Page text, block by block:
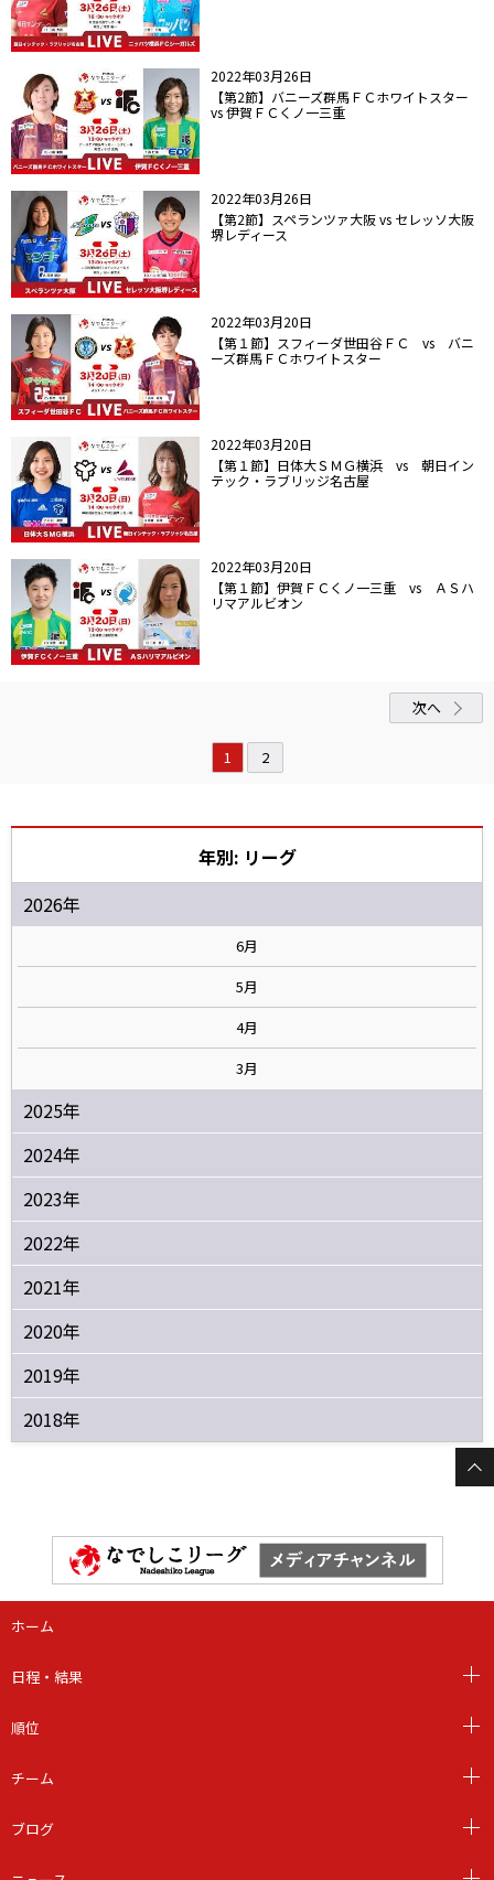
2022年03月26日
【第2節】バニーズ群馬ＦＣホワイトスター
vs 伊賀ＦＣくノ一三重
2022年03月26日
【第2節】スペランツァ大阪 vs セレッソ大阪
堺レディース
2022年03月20日
【第１節】スフィーダ世田谷ＦＣ vs バニ
ーズ群馬ＦＣホワイトスター
2022年03月20日
【第１節】日体大ＳＭＧ横浜 vs 朝日イン
テック・ラブリッジ名古屋
2022年03月20日
【第１節】伊賀ＦＣくノ一三重 vs ＡＳハ
リマアルビオン
1 2
次へ
年別: リーグ
2026年
6月
5月
4月
3月
2025年
2024年
2023年
2022年
2021年
2020年
2019年
2018年
ホーム
日程・結果
順位
チーム
ブログ